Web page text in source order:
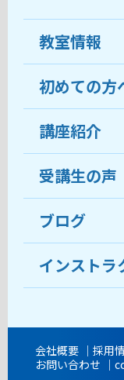
教室情報
教室につ
受講生の声
おすすめ
目的から
教室ブロ
初めての方
ココがお
料金
受講まで
よくある
講座紹介
受講生の声
ブログ
インストラ
会社概要 採用
お問い合わせ